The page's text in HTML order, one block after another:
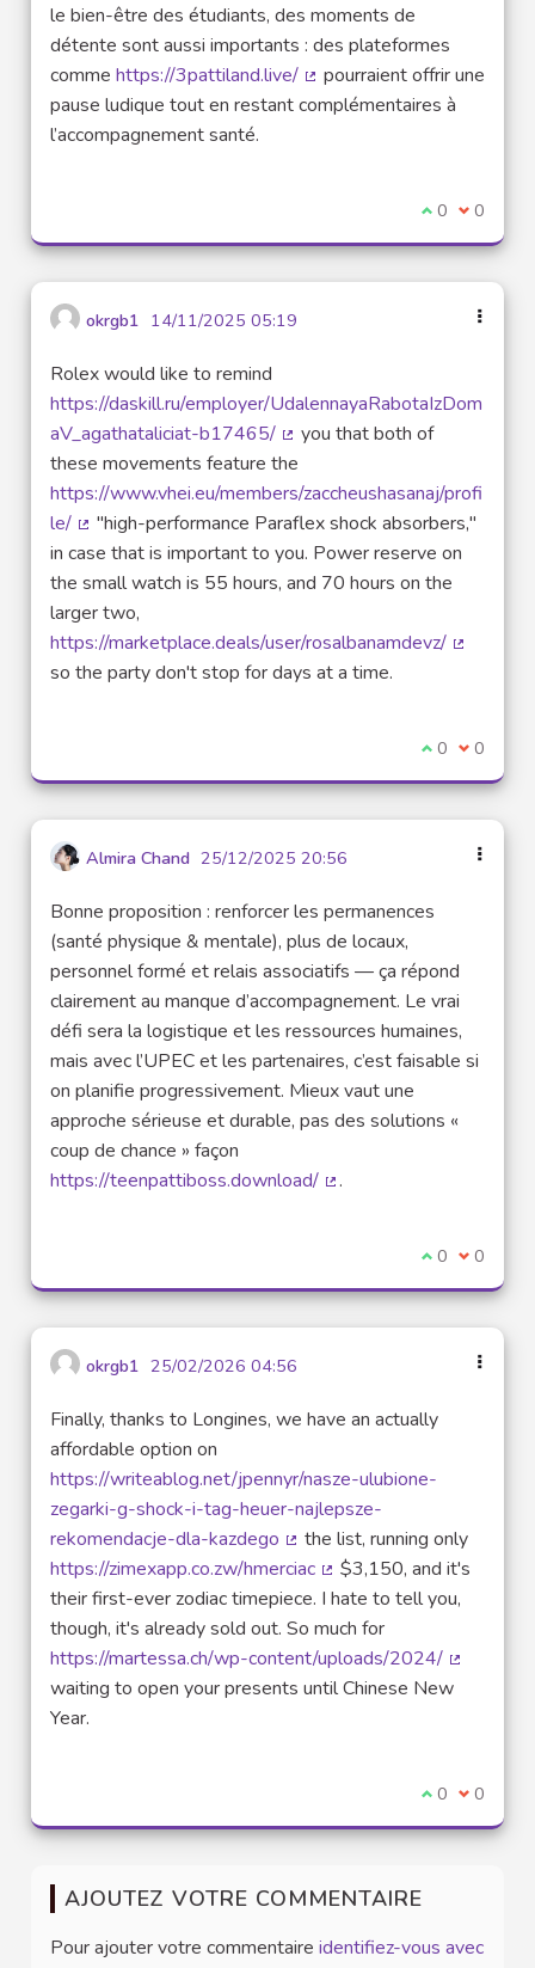
le bien-être des étudiants, des moments de
détente sont aussi importants : des plateformes
comme https://3pattiland.live/
(Lien externe)
pourraient offrir une
pause ludique tout en restant complémentaires à
l’accompagnement santé.
Je suis
0 Je ne
0
okrgb1 14/11/2025 05:19
Rolex would like to remind
https://daskill.ru/employer/UdalennayaRabotaIzDom
aV_agathataliciat-b17465/
(Lien externe)
you that both of
these movements feature the
https://www.vhei.eu/members/zaccheushasanaj/profi
le/
(Lien externe)
"high-performance Paraflex shock absorbers,"
in case that is important to you. Power reserve on
the small watch is 55 hours, and 70 hours on the
larger two,
https://marketplace.deals/user/rosalbanamdevz/
so the party don't stop for days at a time.
Je suis
0 Je ne
0
Almira Chand 25/12/2025 20:56
Bonne proposition : renforcer les permanences
(santé physique & mentale), plus de locaux,
personnel formé et relais associatifs — ça répond
clairement au manque d’accompagnement. Le vrai
défi sera la logistique et les ressources humaines,
mais avec l’UPEC et les partenaires, c’est faisable si
on planifie progressivement. Mieux vaut une
approche sérieuse et durable, pas des solutions «
coup de chance » façon
https://teenpattiboss.download/
.
Je suis
0 Je ne
0
okrgb1 25/02/2026 04:56
Finally, thanks to Longines, we have an actually
affordable option on
https://writeablog.net/jpennyr/nasze-ulubione-
zegarki-g-shock-i-tag-heuer-najlepsze-
rekomendacje-dla-kazdego
(Lien externe)
the list, running only
https://zimexapp.co.zw/hmerciac
(Lien externe)
$3,150, and it's
their first-ever zodiac timepiece. I hate to tell you,
though, it's already sold out. So much for
https://martessa.ch/wp-content/uploads/2024/
(Lien
waiting to open your presents until Chinese New
Year.
Je suis
0 Je ne
0
AJOUTEZ VOTRE COMMENTAIRE
Pour ajouter votre commentaire identifiez-vous avec